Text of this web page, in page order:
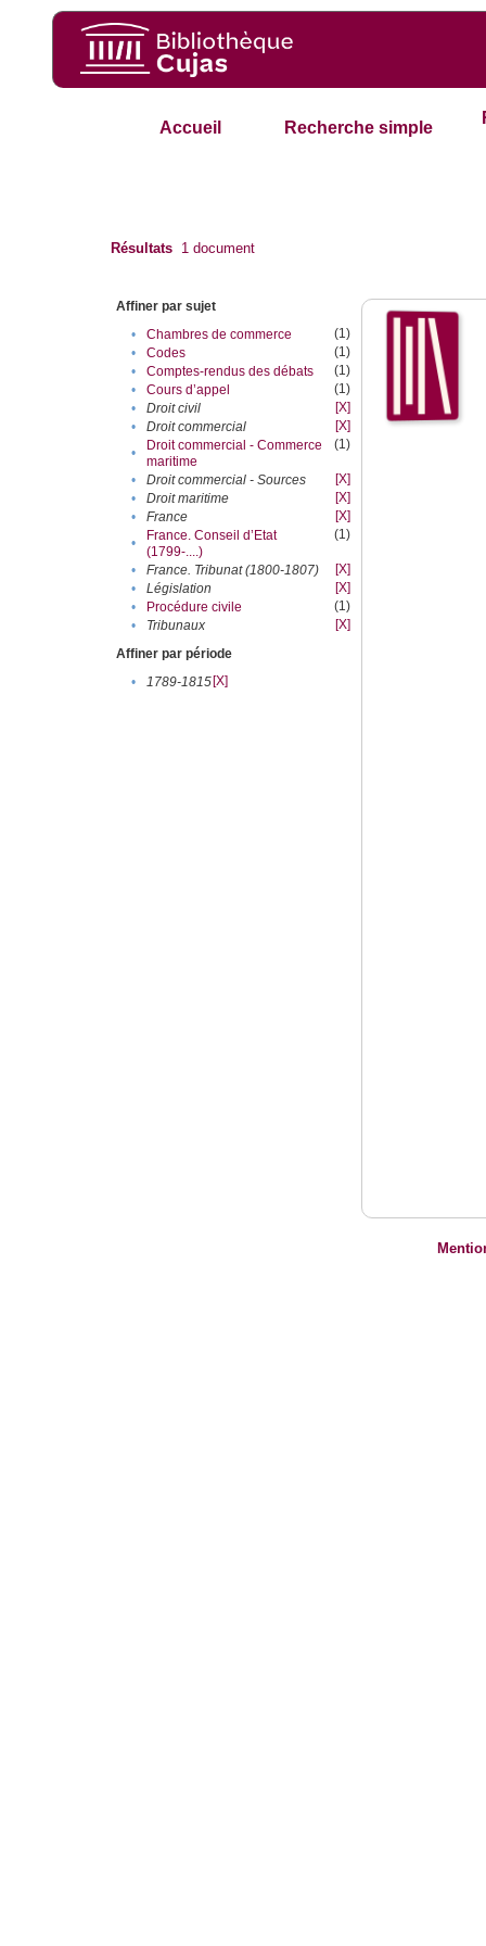
Accueil Recherche simple
Résultats 1 document
Affiner par sujet
•
Chambres de commerce
(1)
•
Codes
(1)
•
Comptes-rendus des débats
(1)
•
Cours d’appel
(1)
•
Droit civil
[X]
•
Droit commercial
[X]
•
Droit commercial - Commerce
maritime
(1)
• Droit commercial - Sources
[X]
•
Droit maritime
[X]
•
France
[X]
•
France. Conseil d’Etat
(1799-....)
(1)
• France. Tribunat (1800-1807)
[X]
•
Législation
[X]
•
Procédure civile
(1)
•
Tribunaux
[X]
Affiner par période
•
1789-1815[X]